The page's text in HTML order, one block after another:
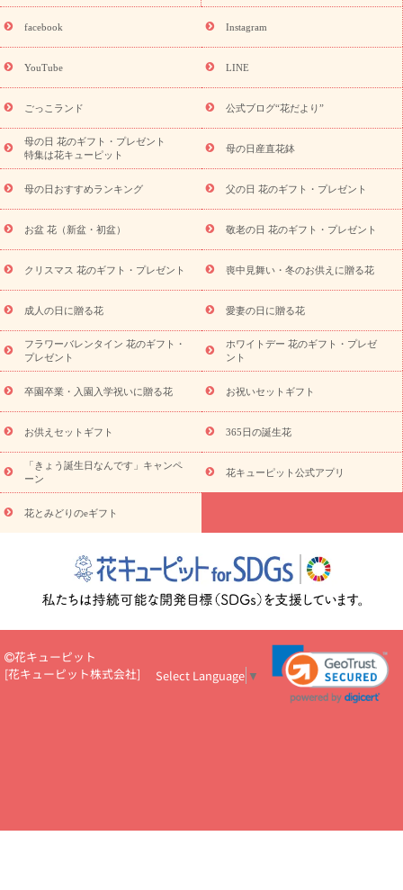
誕生日フラワーギフト 誕生日フラワーギフト特集
誕生
日フラワーギフト商品一覧
ユリ トルコキキョウ
誕生花(トルコキキョウ)
9月の誕生花(リンドウ)
誕生日セット
ギフト
「きょう誕生日なんです」キャンペーン
用途から探す お祝いの花特集 当日配達特急便
お祝い商品
一覧
お祝い 新築・引っ越し祝い
結婚記念日
結婚祝い 出産祝い 退院祝い・快気祝い
還暦
祝い・長寿祝い
プチギフト ペットのお祝いフラワー
元・暑中見舞い
敬老の日
お供え
お供え・お悔やみ商品一覧 お供え・お悔やみの花
十九日法要以降に贈る花
通夜・葬儀に贈る花
お供え お花とセッ
お盆（新盆・初盆）
お祝い返し お見舞い
お取り
寄せギフト
ビジネス用 ご自宅用 観葉植物
ミディ胡蝶蘭
プリザーブドフラワー
スタイルから探す
アレンジメント
花束
スタンド花 お祝い お供え・お悔やみ 胡蝶蘭
胡蝶
蘭・花鉢
ミディ胡蝶蘭・お祝い ミディ胡蝶蘭・お供え
の青色胡蝶蘭
観葉植物 観葉植物 産直多肉植物
プリザーブ
ドフラワー
お祝い お供え・お悔やみ 花とセットギフト
ミオーダー
プチギフト（hanamore -ハナモア-）
花とみどりの
eギフト
花キューピットのeGfit カラー ピンク
レンジ
レッド お花の種類 バラ ユリ トルコキキョウ
予
算から探す
お祝い お祝い・3000円～ お祝い・
お祝い・5000円～ お祝い・7000円～ お祝い・10000円～
お供え・お悔やみ
お供え・お悔やみ・3000円～
お供え・お
悔やみ・5000円～ お供え・お悔やみ・7000円～
お供え・お悔
やみ・10000円～
365日の誕生花カレンダー
開店・開業祝
お祝いを贈るときのマナー・
花キューピットのお祝いコラム一覧
誕生日のお花を「色
彩心理学」で選ぶ方法
結婚祝いの予算相場
出産祝いお役立ち情
転職祝いのマナー基礎知識
ペットのお祝いワンポイントアド
バイス
スタンド花（フラスタ）のマナー
お見舞いのマナーとル
お祝い花のマナー総まとめ
場上司や先輩へ贈るお祝い花の正解は？
開店祝いの花 選び方ガイ
ド（早見表あり）
花キューピットのお供え・
プロ直伝10のテクニック
花美人5人の「花のある暮らし」
美
facebook Instagram
YouTube LINE
ごっこランド 公式ブログ“花だより”
母の日 花のギフト・プレゼント
特集は花キューピット
母の日産直花鉢
母の日おすすめランキング 父の日 花のギフト・プレゼント
お盆 花（新盆・初盆） 敬老の日 花のギフト・プレゼント
クリスマス 花のギフト・プレゼント 喪中見舞い・冬のお供えに贈る花
成人の日に贈る花 愛妻の日に贈る花
フラワーバレンタイン 花のギフト・
プレゼント
ホワイトデー 花のギフト・プレゼ
ント
卒園卒業・入園入学祝いに贈る花 お祝いセットギフト
お供えセットギフト 365日の誕生花
「きょう誕生日なんです」キャンペ
ーン
花キューピット公式アプリ
花とみどりのeギフト
花キューピット
[花キューピット株式会社] Select Language ▼